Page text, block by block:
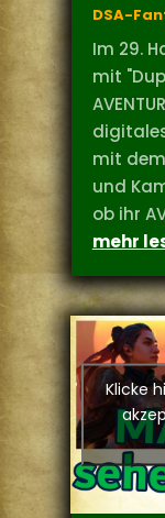
DSA-
Im 29.
mit
mit
und
ob ihr
mehr
Klicke